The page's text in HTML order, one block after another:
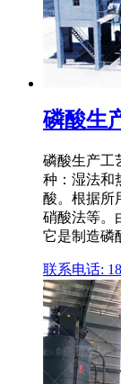
磷酸生
磷酸生产工
种：湿法和
酸。根据所
硝酸法等。
它是制造磷
联系电话: